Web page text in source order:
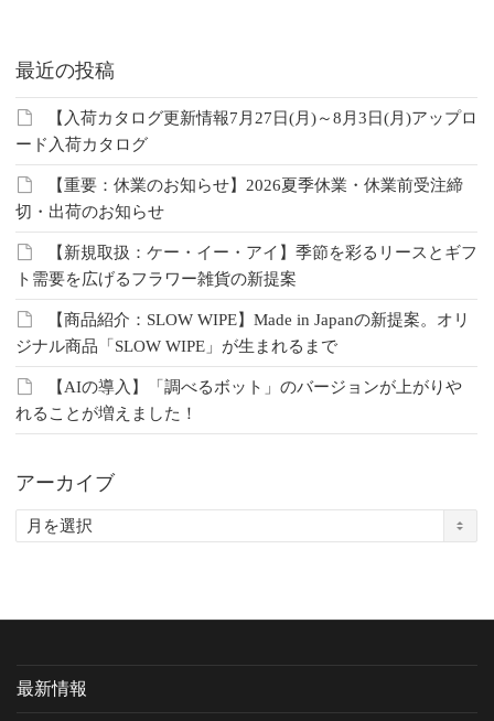
最近の投稿
【入荷カタログ更新情報7月27日(月)～8月3日(月)アップロ
ード入荷カタログ
【重要：休業のお知らせ】2026夏季休業・休業前受注締
切・出荷のお知らせ
【新規取扱：ケー・イー・アイ】季節を彩るリースとギフ
ト需要を広げるフラワー雑貨の新提案
【商品紹介：SLOW WIPE】Made in Japanの新提案。オリ
ジナル商品「SLOW WIPE」が生まれるまで
【AIの導入】「調べるボット」のバージョンが上がりや
れることが増えました！
アーカイブ
ア
最新情報